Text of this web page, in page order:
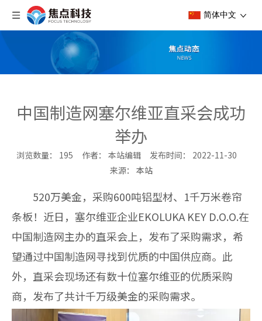
简体中文
中国制造网塞尔维亚直采会成功
举办
浏览数量： 195 作者： 本站编辑 发布时间： 2022-11-30
来源： 本站
520万美金，采购600吨铝型材、1千万米卷帘
条板！近日，塞尔维亚企业EKOLUKA KEY D.O.O.在
中国制造网主办的直采会上，发布了采购需求，希
望通过中国制造网寻找到优质的中国供应商。此
外，直采会现场还有数十位塞尔维亚的优质采购
商，发布了共计千万级美金的采购需求。